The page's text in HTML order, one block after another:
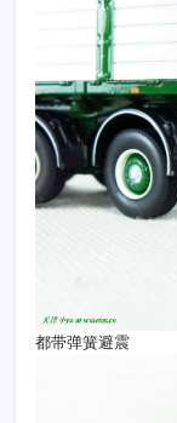
都带弹簧避震